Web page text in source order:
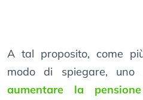
A tal proposito, come
modo di spiegare,
aumentare la